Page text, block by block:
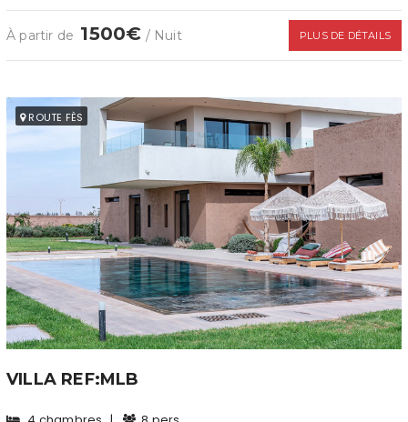
À partir de 1500€ / Nuit PLUS DE DÉTAILS
ROUTE FÈS
VILLA REF:MLB